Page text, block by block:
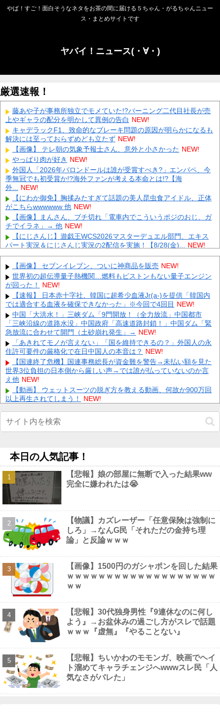
やば！すご！面白そうなネタをお茶の間に届ける５ちゃん・がるちゃんニュー
ス・まとめサイトです
ヤバイ！ニュース(・∀・)
厳選速報！
藤あや子が事務所独立でモメていた!?バーニング二代目社長が売
上やギャラの配分を明かして異例の告白 NEW!
キャデラックF1、致命的なブレーキ問題の原因が明らかになるも
解決には至っておらずめども立たず NEW!
【画像】 テレ朝の気象予報士さん、意外と小さかった NEW!
やっぱり肉が好き NEW!
外国人「2026年バロンドールは誰が受賞すべき?」エンバペ、今
季無冠でも初受賞か!?海外ファンが考える本命とは!?【海
外... NEW!
【にわか御免】胸揉みたすぎて話題の美人昆虫食アイドル、正体
がこちらwwwwww 他 NEW!
【画像】まんさん、ブチ切れ「電車内でこういうポジのおじ、ガ
チでイラネ」→ 他 NEW!
【にじさんじ】遊戯王WCS2026マスターデュエル部門、エキス
パート実況＆にじさんじ実況の2配信を実施！【8/28(金)... NEW!
PS5/その他「ルーンファクトリー6」発表か？24日20時～最新情
報を告知する20周年記念放送を実施 他 NEW!
昨日のE-楽天のサヨナラエラーｗｗｗｗｗｗｗｗｗｗｗｗ 他
NEW!
【悲報】坂口杏里、逃走ｗｗｗｗｗｗｗｗｗｗｗ NEW!
左翼市民団体、広島では通用せず「人殺しの汚い足で広島の土を
踏むな！」→広島県民「お前らの方が汚いんじゃ！」「ワシらが広
島... NEW!
会社「君、転勤ね」→ 男性社員「それなら妻のほうが稼ぎいいん
で辞めます」⇒ 結果・・・ NEW!
【ネット騒然】 元ジャンポケ斉藤の妻、夫の求刑7年翌日にイン
スタ更新！その内容がガチでヤバすぎる… NEW!
【悲報】 とにかくヤりたくてブスと付き合ったらｗｗｗｗｗｗｗ
ｗｗｗｗｗｗｗｗ
Powered by livedoor 相互RSS
【画像】 セブンイレブン、ついに神商品を販売 NEW!
世界初の超伝導量子熱機関…燃料もピストンもない量子エンジン
が回った！
NEW!
【速報】 日本赤十字社、韓国に超希少血液Jr(a-)を提供「韓国内
では適合する血液を確保できなかった」※今回で4回目 NEW!
中国「大洪水！」三峡ダム「9門開放！（全力放流」中国都市
「三峡沿線の道路水没」中国政府「高速道路封鎖！」中国ダム「緊
急放流に合わせて開門（土砂崩れ発生」→ NEW!
「あきれてモノが言えない」「国を維持できるの？」外国人の永
住許可要件の厳格化で在日中国人の本音は？ NEW!
【国連終了危機】国連事務総長が資金難を警告→未払い額を見た
世界3位負担の日本側から厳しい声→では誰が払っていないのか言
え他 NEW!
【動画】 ウェットスーツの脱ぎ方を教える動画、何故か900万回
以上再生されてしまう！
NEW!
【にじさんじ】熱斗くんのガキらしからぬ精神性とかっこよさに
惚れるRei7他
ロシアさん、国民の財産を没収しはじめる他
【画像】 秘湯ロマンに出てる秦瑞穂、極小パ○ティ尻がHすぎる
NEW!
【衝撃】ロドリさん、レアル入り目前から一転バルサ加入へ 4年
契約で年俸55億円ｗｗｗｗｗｗｗｗｗｗ他
うｗｗｗｗｗ NEW!
Powered by livedoor 相互RSS
本日の人気記事！
【悲報】娘の部屋に無断で入った結果ww
完全に嫌われたは😭
【物議】カズレーザー「任意保険は強制に
しろ」→なんG民「それただの金持ち理
論」と反論ｗｗｗ
【画像】1500円のガシャポンを回した結果
ｗｗｗｗｗｗｗｗｗｗｗｗｗｗｗｗｗｗｗ
ｗｗ
【悲報】30代独身男性『9連休なのに何し
よう』→お盆休みの過ごし方がスレで話題
ｗｗｗ『虚無』『やることない』
【悲報】ちいかわのモモンガ、映画でヘイ
ト溜めてキャラチェンジへwwwスレ民「人
気なさがバレた」